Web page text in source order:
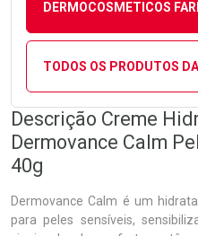
DERMOCOSMETICOS
TODOS OS PRODUTOS
Descrição Creme
Dermovance Calm
40g
Dermovance Calm é um
para peles sensíveis,